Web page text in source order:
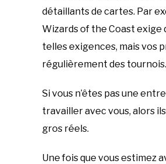
détaillants de cartes. Par
Wizards of the Coast exige
telles exigences, mais vos
régulièrement des tournois.
Si vous n’êtes pas une
travailler avec vous, alors
gros réels.
Une fois que vous estimez